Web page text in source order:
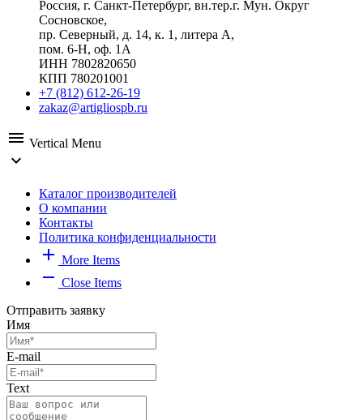
Россия, г. Санкт-Петербург, вн.тер.г. Мун. Округ
Сосновское,
пр. Северный, д. 14, к. 1, литера А,
пом. 6-Н, оф. 1А
ИНН 7802820650
КПП 780201001
+7 (812) 612-26-19
zakaz@artigliospb.ru
menu Vertical Menu
expand_more
Каталог производителей
О компании
Контакты
Политика конфиденциальности
add More Items
remove Close Items
Отправить заявку
Имя
E-mail
Text